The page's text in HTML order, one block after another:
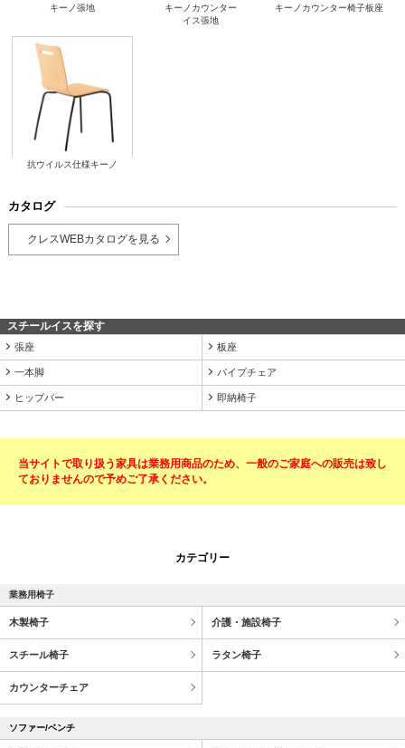
キーノ張地
キーノカウンター
イス張地
キーノカウンター椅子板座
抗ウイルス仕様キーノ
カタログ
クレスWEBカタログを見る
スチールイスを探す
張座 板座
一本脚 パイプチェア
ヒップバー 即納椅子
当サイトで取り扱う家具は業務用商品のため、一般のご家庭への販売は致し
ておりませんので予めご了承ください。
カテゴリー
業務用椅子
木製椅子 介護・施設椅子
スチール椅子 ラタン椅子
カウンターチェア
ソファー/ベンチ